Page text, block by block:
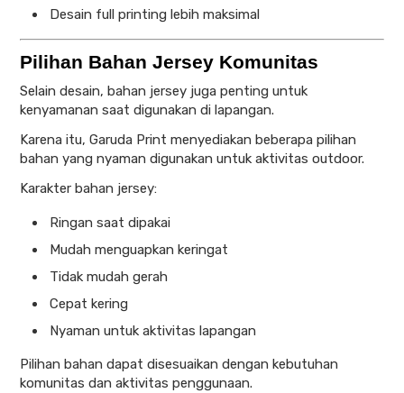
Desain full printing lebih maksimal
Pilihan Bahan Jersey Komunitas
Selain desain, bahan jersey juga penting untuk
kenyamanan saat digunakan di lapangan.
Karena itu, Garuda Print menyediakan beberapa pilihan
bahan yang nyaman digunakan untuk aktivitas outdoor.
Karakter bahan jersey:
Ringan saat dipakai
Mudah menguapkan keringat
Tidak mudah gerah
Cepat kering
Nyaman untuk aktivitas lapangan
Pilihan bahan dapat disesuaikan dengan kebutuhan
komunitas dan aktivitas penggunaan.